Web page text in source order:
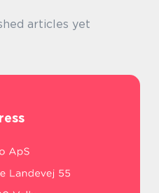
articles yet